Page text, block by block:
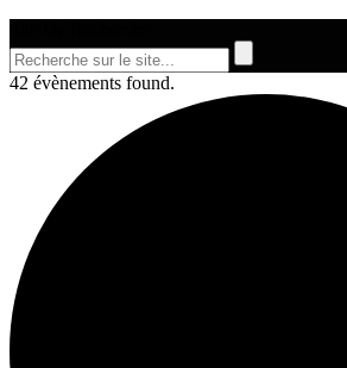
42 évènements found.